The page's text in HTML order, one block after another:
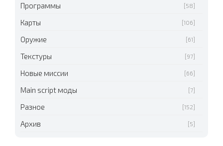
Программы [58]
Карты [106]
Оружие [61]
Текстуры [97]
Новые миссии [66]
Main script моды [7]
Разное [152]
Архив [5]